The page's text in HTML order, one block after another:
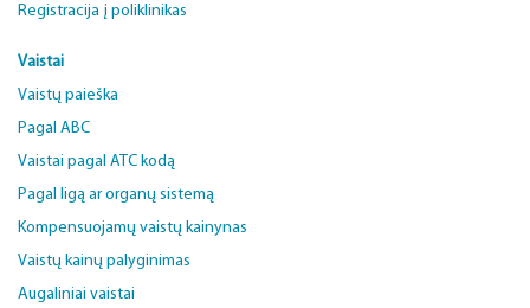
Registracija į poliklinikas
Vaistai
Vaistų paieška
Pagal ABC
Vaistai pagal ATC kodą
Pagal ligą ar organų sistemą
Kompensuojamų vaistų kainynas
Vaistų kainų palyginimas
Augaliniai vaistai